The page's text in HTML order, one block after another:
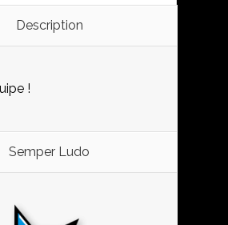
Description
!
Semper Ludo